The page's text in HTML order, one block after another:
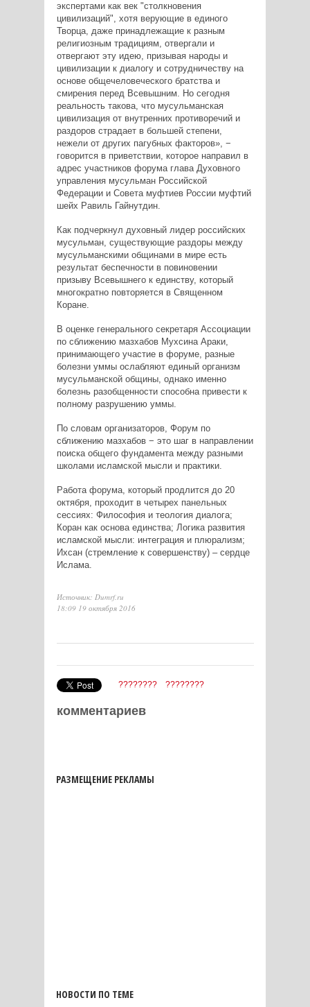
экспертами как век "столкновения
цивилизаций", хотя верующие в единого
Творца, даже принадлежащие к разным
религиозным традициям, отвергали и
отвергают эту идею, призывая народы и
цивилизации к диалогу и сотрудничеству на
основе общечеловеческого братства и
смирения перед Всевышним. Но сегодня
реальность такова, что мусульманская
цивилизация от внутренних противоречий и
раздоров страдает в большей степени,
нежели от других пагубных факторов», −
говорится в приветствии, которое направил в
адрес участников форума глава Духовного
управления мусульман Российской
Федерации и Совета муфтиев России муфтий
шейх Равиль Гайнутдин.
Как подчеркнул духовный лидер российских
мусульман, существующие раздоры между
мусульманскими общинами в мире есть
результат беспечности в повиновении
призыву Всевышнего к единству, который
многократно повторяется в Священном
Коране.
В оценке генерального секретаря Ассоциации
по сближению мазхабов Мухсина Араки,
принимающего участие в форуме, разные
болезни уммы ослабляют единый организм
мусульманской общины, однако именно
болезнь разобщенности способна привести к
полному разрушению уммы.
По словам организаторов, Форум по
сближению мазхабов − это шаг в направлении
поиска общего фундамента между разными
школами исламской мысли и практики.
Работа форума, который продлится до 20
октября, проходит в четырех панельных
сессиях: Философия и теология диалога;
Коран как основа единства; Логика развития
исламской мысли: интеграция и плюрализм;
Ихсан (стремление к совершенству) – сердце
Ислама.
Источник: Dumrf.ru
18:09 19 октября 2016
???????? ????????
комментариев
РАЗМЕЩЕНИЕ РЕКЛАМЫ
НОВОСТИ ПО ТЕМЕ